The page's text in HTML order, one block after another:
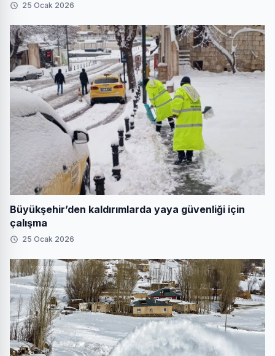
25 Ocak 2026
Büyükşehir’den kaldırımlarda yaya güvenliği için
çalışma
25 Ocak 2026